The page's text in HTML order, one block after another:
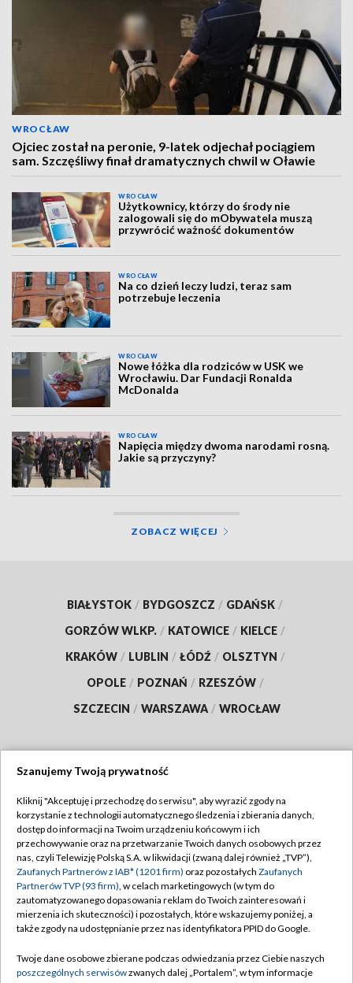
WROCŁAW
Ojciec został na peronie, 9-latek odjechał pociągiem
sam. Szczęśliwy finał dramatycznych chwil w Oławie
WROCŁAW
Użytkownicy, którzy do środy nie
zalogowali się do mObywatela muszą
przywrócić ważność dokumentów
WROCŁAW
Na co dzień leczy ludzi, teraz sam
potrzebuje leczenia
WROCŁAW
Nowe łóżka dla rodziców w USK we
Wrocławiu. Dar Fundacji Ronalda
McDonalda
WROCŁAW
Napięcia między dwoma narodami rosną.
Jakie są przyczyny?
ZOBACZ WIĘCEJ
BIAŁYSTOK / BYDGOSZCZ / GDAŃSK /
GORZÓW WLKP. / KATOWICE / KIELCE /
KRAKÓW / LUBLIN / ŁÓDŹ / OLSZTYN /
OPOLE / POZNAŃ / RZESZÓW /
SZCZECIN / WARSZAWA / WROCŁAW
TVP
Abonament TVP
Emisja w TVP
Centrum informacji TVP
Naziemna Telewizja Cyfrowa
Rada Programowa
Regulamin TVP
Polityka prywatności
Moje zgody
Pomoc
Kontakt
Szanujemy Twoją prywatność
Kliknij "Akceptuję i przechodzę do serwisu", aby wyrazić zgody na
korzystanie z technologii automatycznego śledzenia i zbierania danych,
dostęp do informacji na Twoim urządzeniu końcowym i ich
przechowywanie oraz na przetwarzanie Twoich danych osobowych przez
nas, czyli Telewizję Polską S.A. w likwidacji (zwaną dalej również „TVP”),
Zaufanych Partnerów z IAB* (1201 firm) oraz pozostałych Zaufanych
Partnerów TVP (93 firm), w celach marketingowych (w tym do
zautomatyzowanego dopasowania reklam do Twoich zainteresowań i
mierzenia ich skuteczności) i pozostałych, które wskazujemy poniżej, a
także zgody na udostępnianie przez nas identyfikatora PPID do Google.
Twoje dane osobowe zbierane podczas odwiedzania przez Ciebie naszych
poszczególnych serwisówzwanych dalej „Portalem”, w tym informacje